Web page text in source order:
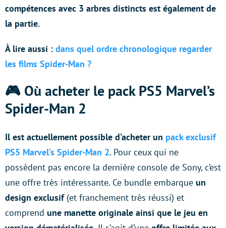
compétences avec 3 arbres distincts est également de
la partie.
À lire aussi : dans quel ordre chronologique regarder
les films Spider-Man ?
🎮 Où acheter le pack PS5 Marvel’s
Spider-Man 2
Il est actuellement possible d’acheter un pack exclusif
PS5 Marvel’s Spider-Man 2. Pour ceux qui ne
possèdent pas encore la dernière console de Sony, c’est
une offre très intéressante. Ce bundle embarque un
design exclusif(et franchement très réussi) et
comprend une manette originale ainsi que le jeu en